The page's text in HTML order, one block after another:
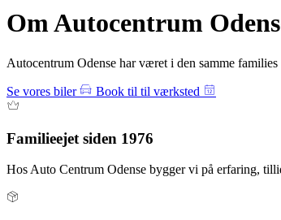
Om Autocentrum
Autocentrum Odense har været i den samme
Se vores biler Book til til værksted
Familieejet siden 1976
Hos Auto Centrum Odense bygger vi på erfaring,